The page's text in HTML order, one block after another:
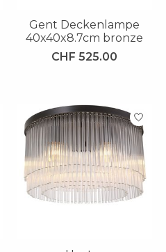
Gent Deckenlampe
40x40x8.7cm bronze
CHF 525.00